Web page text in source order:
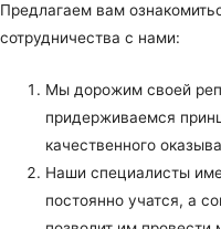
Предлагаем вам
сотрудничества с нами:
Мы дорожим своей
придерживаемся
качественного
Наши специалисты
постоянно учатся, а